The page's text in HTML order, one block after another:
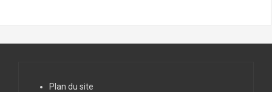
Plan du site